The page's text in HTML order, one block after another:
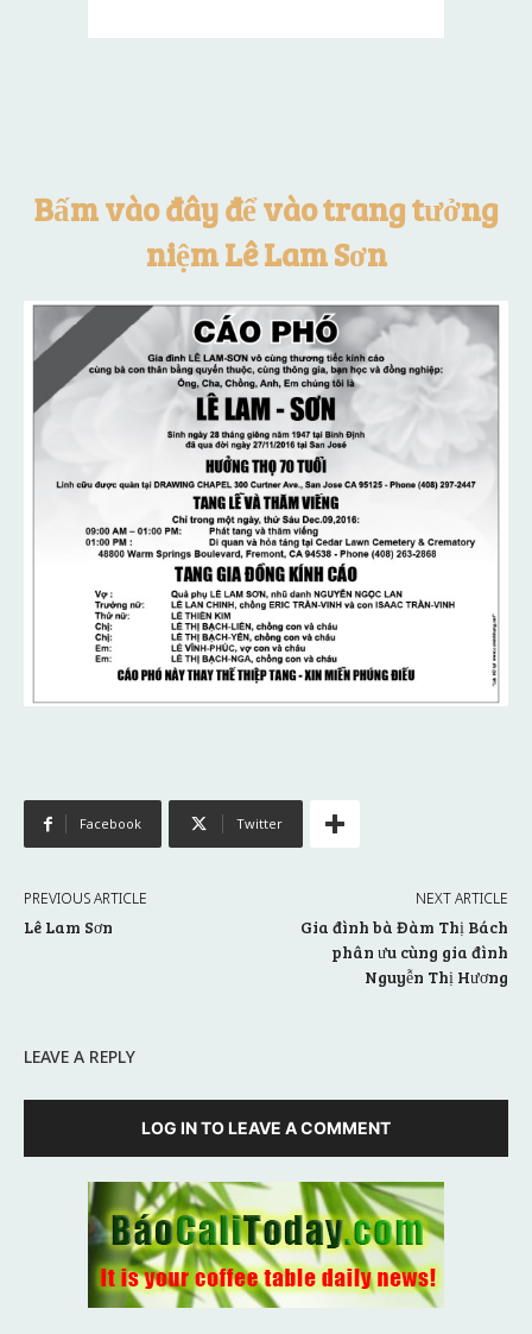
Bấm vào đây để vào trang tưởng
niệm Lê Lam Sơn
Facebook Twitter
PREVIOUS ARTICLE
Lê Lam Sơn
NEXT ARTICLE
Gia đình bà Đàm Thị Bách
phân ưu cùng gia đình
Nguyễn Thị Hương
LEAVE A REPLY
LOG IN TO LEAVE A COMMENT